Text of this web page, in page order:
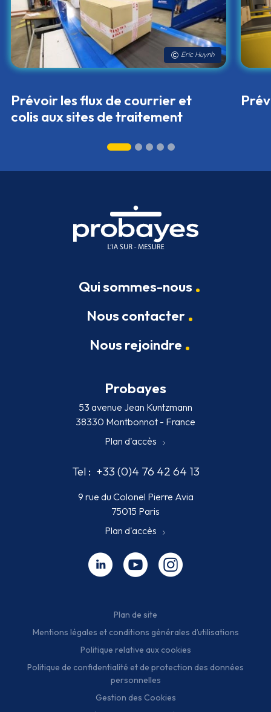
Eric_Huynh
Prévoir les flux de colis
Qui sommes-nous
Nous contacter
Nous rejoindre
Probayes
53 avenue Jean Kuntzmann
38330 Montbonnot - France
Plan d'accès
Tel : +33 (0)4 76 42 64 13
9 rue du Colonel Pierre Avia
75015 Paris
Plan d'accès
Linkedin - nouvelle fenêtre
Youtube - nouvelle fenêtre
Instagram - nouvelle
Plan de site
Mentions légales et conditions générales d’utilisations
Politique relative aux cookies
Politique de confidentialité et de protection des données
personnelles
Gestion des Cookies